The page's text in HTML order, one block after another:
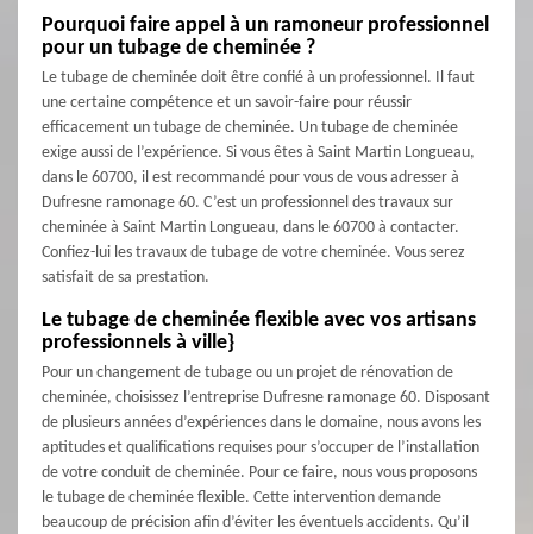
Pourquoi faire appel à un ramoneur professionnel
pour un tubage de cheminée ?
Le tubage de cheminée doit être confié à un professionnel. Il faut
une certaine compétence et un savoir-faire pour réussir
efficacement un tubage de cheminée. Un tubage de cheminée
exige aussi de l’expérience. Si vous êtes à Saint Martin Longueau,
dans le 60700, il est recommandé pour vous de vous adresser à
Dufresne ramonage 60. C’est un professionnel des travaux sur
cheminée à Saint Martin Longueau, dans le 60700 à contacter.
Confiez-lui les travaux de tubage de votre cheminée. Vous serez
satisfait de sa prestation.
Le tubage de cheminée flexible avec vos artisans
professionnels à ville}
Pour un changement de tubage ou un projet de rénovation de
cheminée, choisissez l’entreprise Dufresne ramonage 60. Disposant
de plusieurs années d’expériences dans le domaine, nous avons les
aptitudes et qualifications requises pour s’occuper de l’installation
de votre conduit de cheminée. Pour ce faire, nous vous proposons
le tubage de cheminée flexible. Cette intervention demande
beaucoup de précision afin d’éviter les éventuels accidents. Qu’il